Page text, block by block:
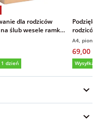
dla rodziców
ślub wesele ramka
akrylowym
1 dzień
A4, pion
69,00